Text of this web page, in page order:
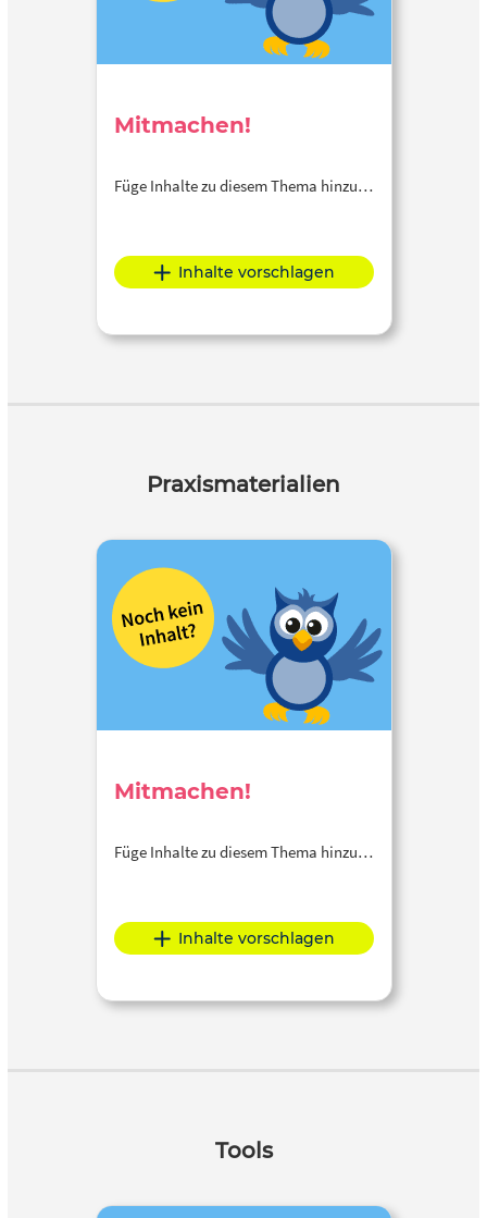
Mitmachen!
Füge Inhalte zu diesem Thema hinzu…
Inhalte vorschlagen
Praxismaterialien
Mitmachen!
Füge Inhalte zu diesem Thema hinzu…
Inhalte vorschlagen
Tools